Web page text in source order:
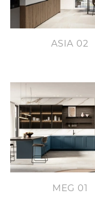
ASIA 02
MEG 01